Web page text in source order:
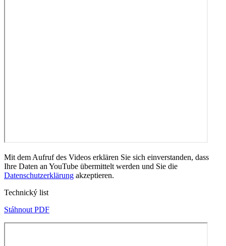
Mit dem Aufruf des Videos erklären Sie sich einverstanden, dass
Ihre Daten an YouTube übermittelt werden und Sie die
Datenschutzerklärung akzeptieren.
Technický list
Stáhnout PDF